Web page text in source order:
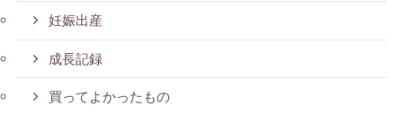
妊娠出産
成長記録
買ってよかったもの